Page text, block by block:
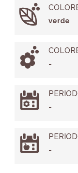
verde
-
-
-